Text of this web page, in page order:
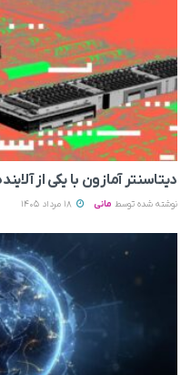
دیتاسنتر آمازون با یکی از
نوشته شده توسط مانی